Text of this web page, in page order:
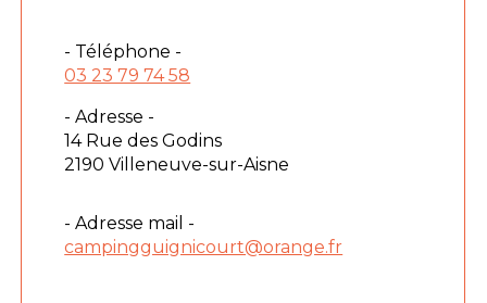
- Téléphone -
03 23 79 74 58
- Adresse -
14 Rue des Godins
2190 Villeneuve-sur-Aisne
- Adresse mail -
campingguignicourt@orange.fr